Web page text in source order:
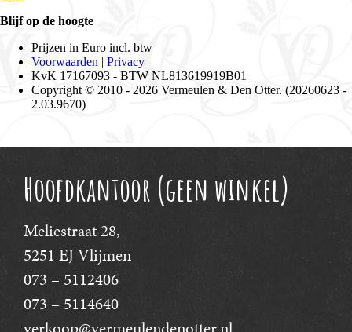
Hoofdkantoor (geen winkel)
Meliestraat 28,
5251 EJ Vlijmen
073 – 5112406
073 – 5114640